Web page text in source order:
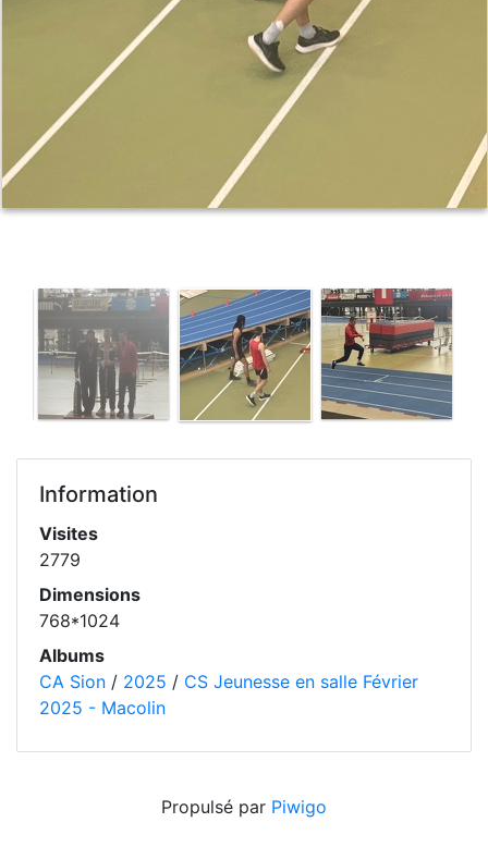
Information
Visites
2779
Dimensions
768*1024
Albums
CA Sion / 2025 / CS Jeunesse en salle Février
2025 - Macolin
Propulsé par Piwigo